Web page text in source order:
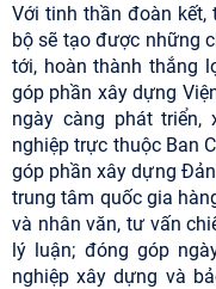
Với tinh thần đoàn kết,
bộ sẽ tạo được những
tới, hoàn thành thắng
góp phần xây dựng
ngày càng phát
nghiệp trực thuộc Ban
góp phần xây dựng
trung tâm quốc gia
và nhân văn, tư vấn
lý luận; đóng góp
nghiệp xây dựng và